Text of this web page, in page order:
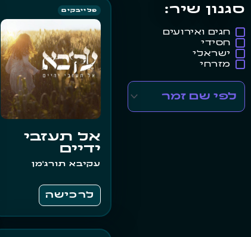
סגנון שיר:
חגים ואירועים
חסידי
ישראלי
מזרחי
פלייבקים
אל תעזבי
ידיים
עקיבא תורג'מן
לרכישה